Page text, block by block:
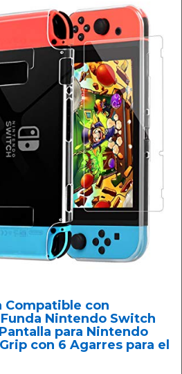
Compatible con
Nintendo Switch
para Nintendo
con 6 Agarres para el